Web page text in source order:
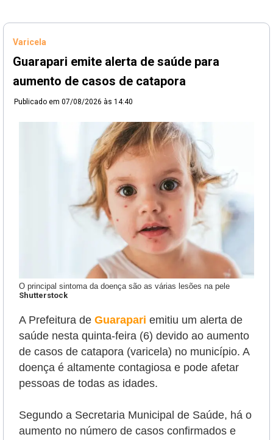
Varicela
Guarapari emite alerta de saúde para
aumento de casos de catapora
Publicado em 07/08/2026 às 14:40
O principal sintoma da doença são as várias lesões na pele
Shutterstock
A Prefeitura de Guarapari emitiu um alerta de
saúde nesta quinta-feira (6) devido ao aumento
de casos de catapora (varicela) no município. A
doença é altamente contagiosa e pode afetar
pessoas de todas as idades.
Segundo a Secretaria Municipal de Saúde, há o
aumento no número de casos confirmados e